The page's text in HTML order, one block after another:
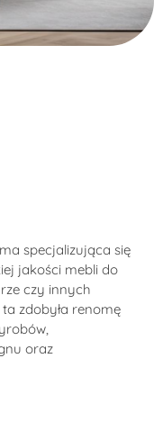
specjalizująca się
jakości mebli do
czy innych
zdobyła renomę
oraz